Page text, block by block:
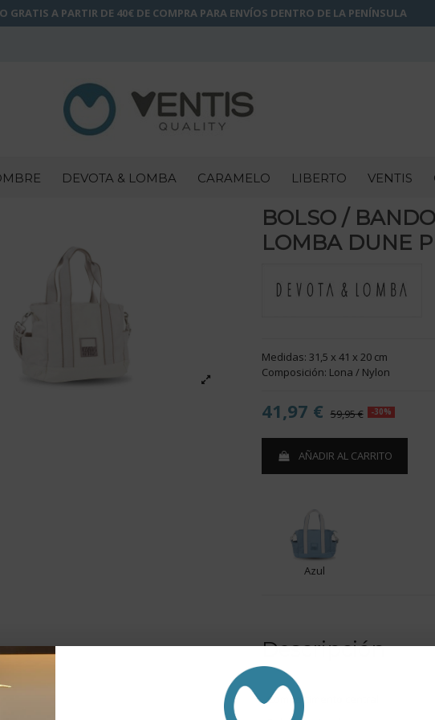
GRATIS A PARTIR DE 40€ DE COMPRA PARA ENVÍOS DENTRO DE LA PENÍNSULA
DEVOTA & LOMBA CARAMELO LIBERTO VENTIS
BOLSO /
LOMBA DUNE
Medidas: 31,5 x 41 x 20 cm
Composición: Lona / Nylon
41,97 € 59,95 € -30%
AÑADIR AL CARRITO
Azul
Descripción
- Compartimento central